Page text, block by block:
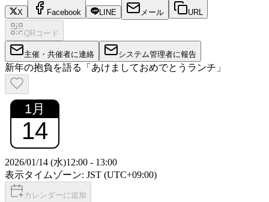
X Facebook LINE メール URL
QRコード
主催・共催者に連絡 システム管理者に報告
新年の抱負を語る「あけましておめでとうランチ」
1月
14
2026/01/14 (水)12:00 - 13:00
表示タイムゾーン: JST (UTC+09:00)
カレンダーに追加